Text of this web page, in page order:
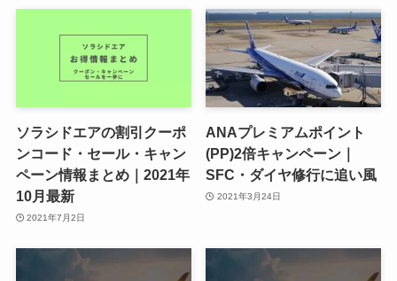
ソラシドエアの割引クーポ
ンコード・セール・キャン
ペーン情報まとめ｜2021年
10月最新
2021年7月2日
ANAプレミアムポイント
(PP)2倍キャンペーン｜
SFC・ダイヤ修行に追い風
2021年3月24日